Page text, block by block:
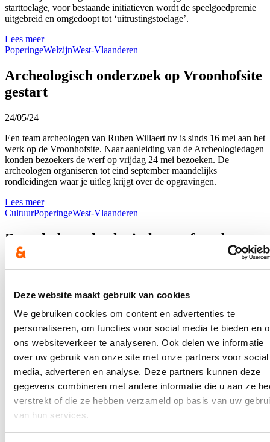
Deze website maakt gebruik van cookies
We gebruiken cookies om content en advertenties te
personaliseren, om functies voor social media te bieden en
ons websiteverkeer te analyseren. Ook delen we informatie
over uw gebruik van onze site met onze partners voor social
media, adverteren en analyse. Deze partners kunnen deze
gegevens combineren met andere informatie die u aan ze
verstrekt of die ze hebben verzameld op basis van uw
van hun services.
starttoelage, voor bestaande initiatieven wordt de speelgoedpremie
uitgebreid en omgedoopt tot ‘uitrustingstoelage’.
Lees meer
PoperingeWelzijnWest-Vlaanderen
Archeologisch onderzoek op Vroonhofsite
gestart
24/05/24
Een team archeologen van Ruben Willaert nv is sinds 16 mei aan het
werk op de Vroonhofsite. Naar aanleiding van de Archeologiedagen
konden bezoekers de werf op vrijdag 24 mei bezoeken. De
archeologen organiseren tot eind september maandelijks
rondleidingen waar je uitleg krijgt over de opgravingen.
Lees meer
CultuurPoperingeWest-Vlaanderen
Bezoek de archeologische werf op de
Vroonhofsite
De komende maanden wordt de Vroonhofsite archeologisch
onderzocht. Op vrijdag 24 mei kan je de werf bezoeken tijdens het
publieksmoment 'Vroonhof: verrassend verleden'. De archeologen
van het bedrijf Ruben Willaert nemen je mee en vertellen je alles
over de verwachtingen in het oudste hart van de stad en hoe ze te
werk zullen gaan.
Je hoeft niet in te schrijven. De rondleidingen starten om 13 u., om
14 u., om 15 u. en om 16 u.
Zorg voor stevig schoeisel.